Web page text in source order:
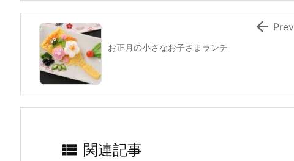
k
お正月の小さなお子さまランチ
 Prev
 関連記事